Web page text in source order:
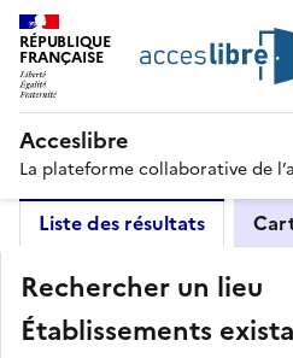
RÉPUBLIQUE
FRANÇAISE
Acceslibre
La plateforme collaborative de
Liste des résultats
Rechercher un lieu
Établissements